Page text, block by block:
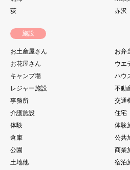
荻
赤沢
施設
お土産屋さん
お弁
お花屋さん
ウエ
キャンプ場
ハウ
レジャー施設
不動
事務所
交通
介護施設
住宅
体験
体験
倉庫
公共
公園
商業
土地他
宿泊